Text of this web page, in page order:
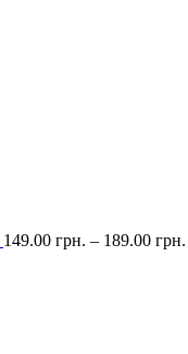
149.00 грн. – 189.00 грн.